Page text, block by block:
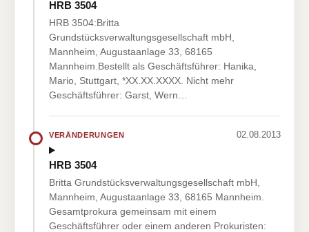
HRB 3504
HRB 3504:Britta
Grundstücksverwaltungsgesellschaft mbH,
Mannheim, Augustaanlage 33, 68165
Mannheim.Bestellt als Geschäftsführer: Hanika,
Mario, Stuttgart, *XX.XX.XXXX. Nicht mehr
Geschäftsführer: Garst, Wern…
VERÄNDERUNGEN 02.08.2013
HRB 3504
Britta Grundstücksverwaltungsgesellschaft mbH,
Mannheim, Augustaanlage 33, 68165 Mannheim.
Gesamtprokura gemeinsam mit einem
Geschäftsführer oder einem anderen Prokuristen: